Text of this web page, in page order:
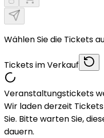
Wählen Sie die Tickets
Tickets im Verkauf
Veranstaltungstickets
Wir laden derzeit
Sie. Bitte warten Sie,
dauern.